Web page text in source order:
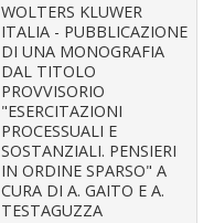
WOLTERS KLUWER
ITALIA - PUBBLICAZIONE
DI UNA MONOGRAFIA
DAL TITOLO
PROVVISORIO
"ESERCITAZIONI
PROCESSUALI E
SOSTANZIALI. PENSIERI
IN ORDINE SPARSO" A
CURA DI A. GAITO E A.
TESTAGUZZA